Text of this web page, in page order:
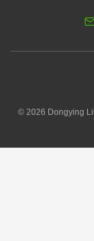
© 2026 Dongying